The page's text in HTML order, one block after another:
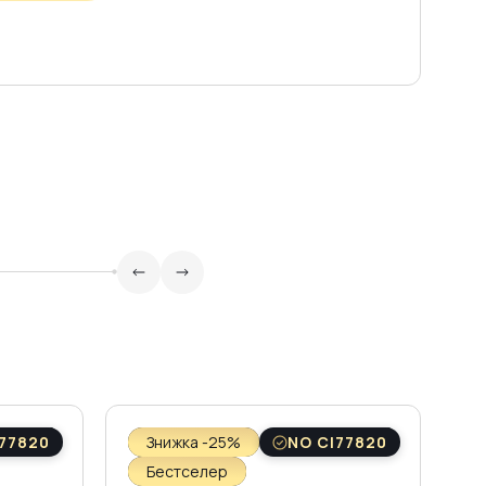
Знижка -25%
NO CI77820
Бестселер